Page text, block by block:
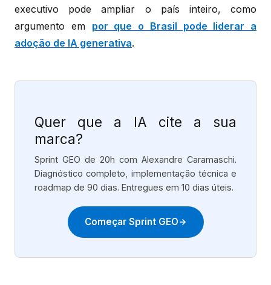
executivo pode ampliar o país inteiro, como
argumento em por que o Brasil pode liderar a
adoção de IA generativa.
Quer que a IA cite a sua
marca?
Sprint GEO de 20h com Alexandre Caramaschi.
Diagnóstico completo, implementação técnica e
roadmap de 90 dias. Entregues em 10 dias úteis.
Começar Sprint GEO